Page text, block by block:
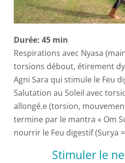
Durée: 45 min
Respirations avec Nyasa
torsions débout, étirement
Agni Sara qui stimule le Feu
Salutation au Soleil avec
allongé.e (torsion,
termine par le mantra « Om
nourrir le Feu digestif (Surya
Stimuler le